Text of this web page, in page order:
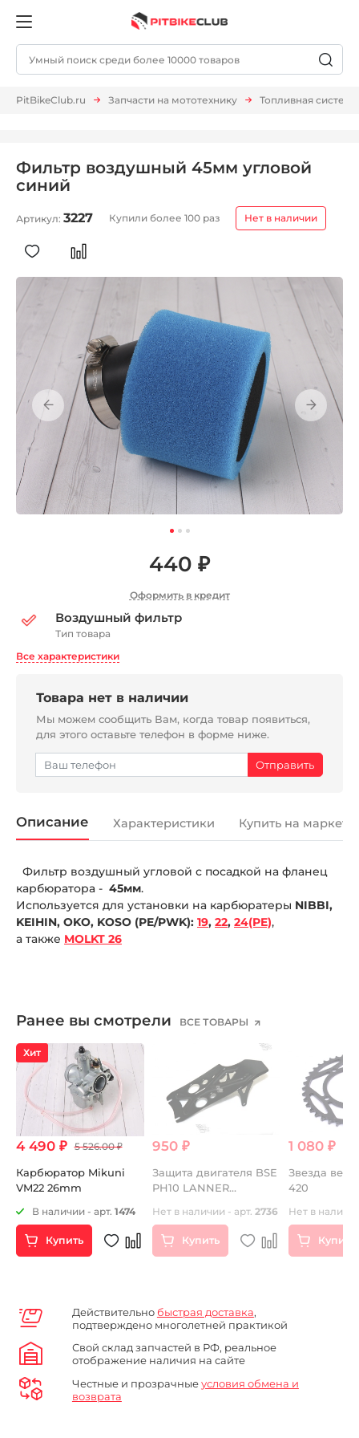
PitBikeClub.ru Запчасти на мототехнику Топливная система
Фильтр воздушный 45мм угловой
синий
Артикул: 3227 Купили более 100 раз Нет в наличии
440 ₽
Оформить в кредит
Воздушный фильтр
Тип товара
Все характеристики
Товара нет в наличии
Мы можем сообщить Вам, когда товар появиться,
для этого оставьте телефон в форме ниже.
Описание Характеристики Купить на
Фильтр воздушный угловой с посадкой на фланец
карбюратора - 45мм.
Используется для установки на карбюратеры NIBBI,
KEIHIN, OKO, KOSO (PE/PWK): 19, 22, 24(PE),
а также MOLKT 26
Ранее вы смотрели ВСЕ ТОВАРЫ
Хит
4 490 ₽ 5 526.00 ₽
Карбюратор Mikuni
VM22 26mm
В наличии - арт. 1474
Купить
950 ₽
Защита двигателя BSE
PH10 LANNER
Нет в наличии - арт. 2736
Купить
1 080 ₽
Звезда
420
Нет в
Купить
Действительно быстрая доставка,
подтверждено многолетней практикой
Свой склад запчастей в РФ, реальное
отображение наличия на сайте
Честные и прозрачныеусловия обмена и
возврата